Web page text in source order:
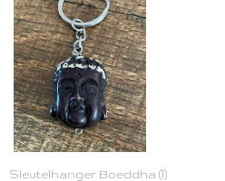
Sleutelhanger Boeddha (1)